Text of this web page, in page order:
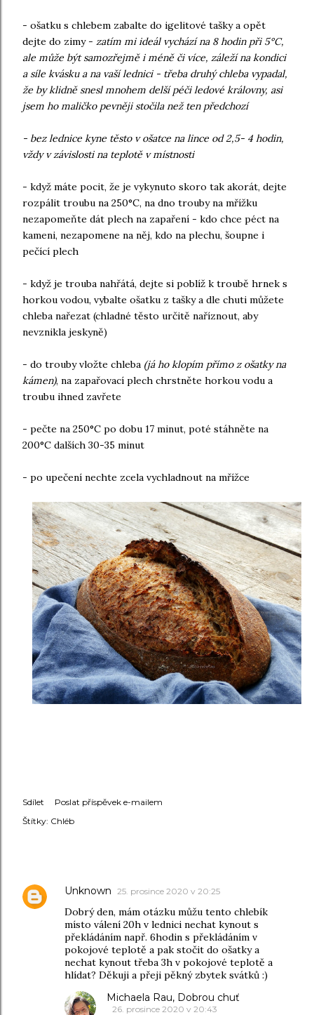
- ošatku s chlebem zabalte do igelitové tašky a opět
dejte do zimy - zatím mi ideál vychází na 8 hodin při 5°C,
ale může být samozřejmě i méně či více, záleží na kondici
a síle kvásku a na vaší lednici - třeba druhý chleba vypadal,
že by klidně snesl mnohem delší péči ledové královny, asi
jsem ho maličko pevněji stočila než ten předchozí
- bez lednice kyne těsto v ošatce na lince od 2,5- 4 hodin,
vždy v závislosti na teplotě v místnosti
- když máte pocit, že je vykynuto skoro tak akorát, dejte
rozpálit troubu na 250°C, na dno trouby na mřížku
nezapomeňte dát plech na zapaření - kdo chce péct na
kameni, nezapomene na něj, kdo na plechu, šoupne i
pečící plech
- když je trouba nahřátá, dejte si poblíž k troubě hrnek s
horkou vodou, vybalte ošatku z tašky a dle chuti můžete
chleba nařezat (chladné těsto určitě naříznout, aby
nevznikla jeskyně)
- do trouby vložte chleba (já ho klopím přímo z ošatky na
kámen), na zapařovací plech chrstněte horkou vodu a
troubu ihned zavřete
- pečte na 250°C po dobu 17 minut, poté stáhněte na
200°C dalších 30-35 minut
- po upečení nechte zcela vychladnout na mřížce
Sdílet
Poslat příspěvek e-mailem
Štítky: Chléb
Unknown 25. prosince 2020 v 20:25
Dobrý den, mám otázku můžu tento chlebík
místo válení 20h v lednici nechat kynout s
překládáním např. 6hodin s překládáním v
pokojové teplotě a pak stočit do ošatky a
nechat kynout třeba 3h v pokojové teplotě a
hlídat? Děkuji a přeji pěkný zbytek svátků :)
Michaela Rau, Dobrou chuť
26. prosince 2020 v 20:43